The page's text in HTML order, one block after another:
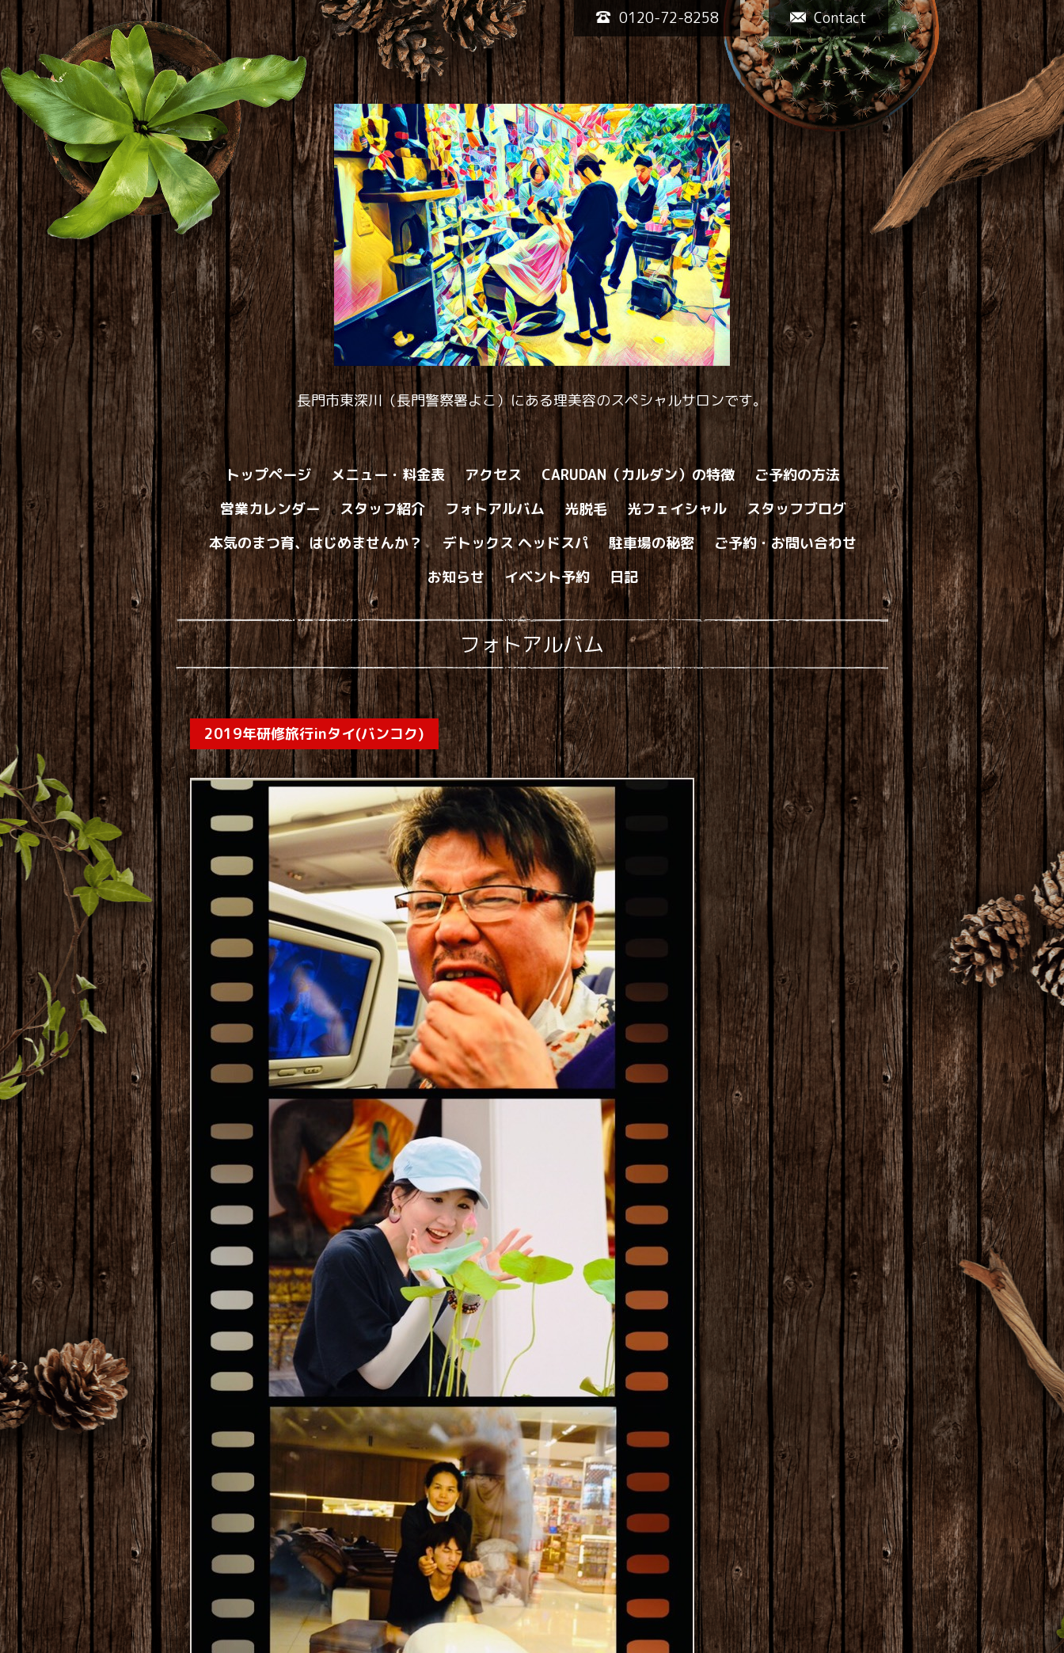
Contact
0120-72-8258
長門市東深川（長門警察署よこ）にある理美容のスペシャルサロンです。
トップページ メニュー・料金表 アクセス CARUDAN（カルダン）の特徴
ご予約の方法
営業カレンダー
スタッフ紹介 フォトアルバム 光脱毛 光フェイシャル
スタッフブログ
本気のまつ育、はじめませんか？
デトックス ヘッドスパ 駐車場の秘密
ご予約・お問い合わせ
お知らせ
イベント予約 日記
フォトアルバム
2019年研修旅行inタイ(バンコク)